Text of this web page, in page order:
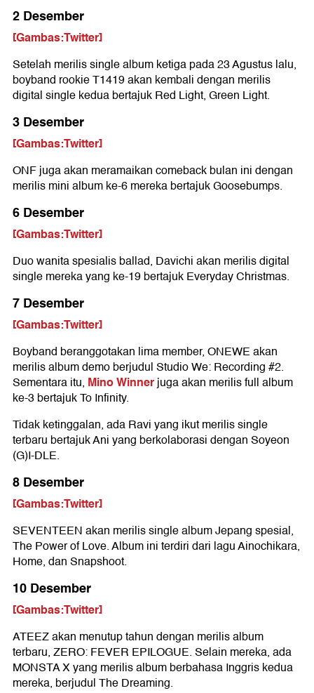
2 Desember
[Gambas:Twitter]
Setelah merilis single album ketiga pada 23 Agustus lalu,
boyband rookie T1419 akan kembali dengan merilis
digital single kedua bertajuk Red Light, Green Light.
3 Desember
[Gambas:Twitter]
ONF juga akan meramaikan comeback bulan ini dengan
merilis mini album ke-6 mereka bertajuk Goosebumps.
6 Desember
[Gambas:Twitter]
Duo wanita spesialis ballad, Davichi akan merilis digital
single mereka yang ke-19 bertajuk Everyday Christmas.
7 Desember
[Gambas:Twitter]
Boyband beranggotakan lima member, ONEWE akan
merilis album demo berjudul Studio We: Recording #2.
Sementara itu, Mino Winnerjuga akan merilis full album
ke-3 bertajuk To Infinity.
Tidak ketinggalan, ada Ravi yang ikut merilis single
terbaru bertajuk Ani yang berkolaborasi dengan Soyeon
(G)I-DLE.
8 Desember
[Gambas:Twitter]
SEVENTEEN akan merilis single album Jepang spesial,
The Power of Love. Album ini terdiri dari lagu Ainochikara,
Home, dan Snapshoot.
10 Desember
[Gambas:Twitter]
ATEEZ akan menutup tahun dengan merilis album
terbaru, ZERO: FEVER EPILOGUE. Selain mereka, ada
MONSTA X yang merilis album berbahasa Inggris kedua
mereka, berjudul The Dreaming.